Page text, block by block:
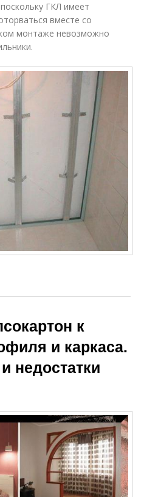
ГКЛ имеет
вместе со
монтаже невозможно
к
и каркаса.
недостатки